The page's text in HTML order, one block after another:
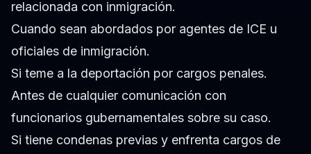
relacionada con inmigración.
Cuando sean abordados por agentes de ICE u
oficiales de inmigración.
Si teme a la deportación por cargos penales.
Antes de cualquier comunicación con
funcionarios gubernamentales sobre su caso.
Si tiene condenas previas y enfrenta cargos de